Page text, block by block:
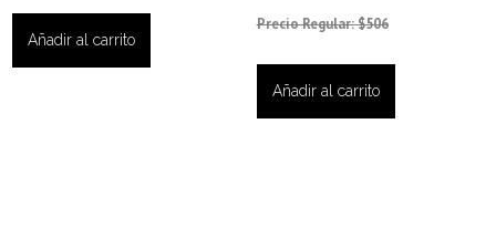
Añadir al carrito
Precio Regular: $506
Añadir al carrito